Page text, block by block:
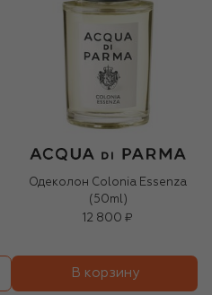
Одеколон Colonia Essenza
(50ml)
12 800 ₽
В корзину